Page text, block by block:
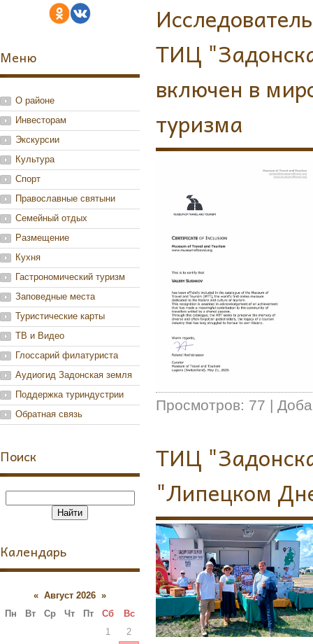
Меню
О районе
Инвесторам
Экскурсии
Культура
Спорт
Православные святыни
Семейный отдых
Размещение
Кухня
Гастрономический туризм
Заповедные места
Туристические карты
ТВ и Видео
Глоссарий филатуриста
Аудиогид Задонская земля
Поддержка туриндустрии
Обратная связь
Поиск
Календарь
« Август 2026 »
Пн
Вт Ср Чт Пт Сб
Вс
1
2
ТИЦ
включен в
туризма
Просмотров: 77 |
ТИЦ
"Липецком